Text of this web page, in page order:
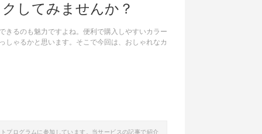
してみませんか？
きるのも魅力ですよね。便利で購入しやすいカラー
ゃるかと思います。そこで今回は、おしゃれなカ
プログラムに参加しています。当サービスの記事で紹介